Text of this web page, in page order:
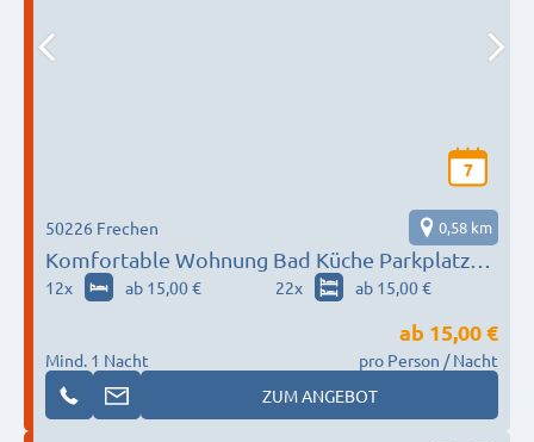
7
Komfortable Wohnung Bad Küche Parkplatz
WiFi
50226 Frechen 0,58 km
12x ab 15,00 € 22x ab 15,00 €
Mind. 1 Nacht
ab 15,00 €
pro Person / Nacht
ZUM ANGEBOT